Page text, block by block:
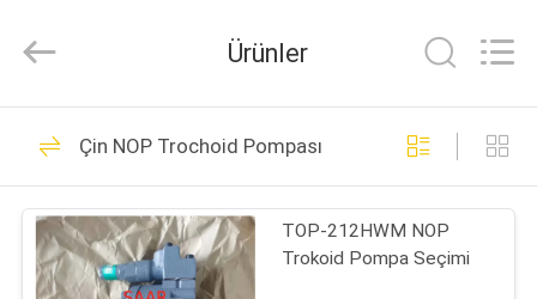
ÜRÜN:%
Electronic
Limited.
Reserved.
Rexroth Hidrolik
Pompa
919
Ürünler
Çin NOP Trochoid Pompası
TOP-212HWM NOP
Trokoid Pompa Seçimi